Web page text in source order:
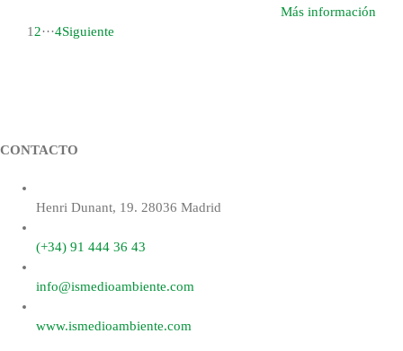
Más información
12···4Siguiente
CONTACTO
Henri Dunant, 19. 28036 Madrid
(+34) 91 444 36 43
info@ismedioambiente.com
www.ismedioambiente.com